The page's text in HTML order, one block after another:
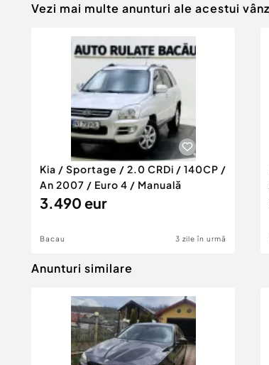
Vezi mai multe anunturi ale acestui
Kia / Sportage / 2.0 CRDi / 140CP /
An 2007 / Euro 4 / Manuală
3.490 eur
Bacau 3 zile în urmă
Anunturi similare